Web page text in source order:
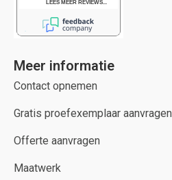
Meer informatie
Contact opnemen
Gratis proefexemplaar aanvragen
Offerte aanvragen
Maatwerk